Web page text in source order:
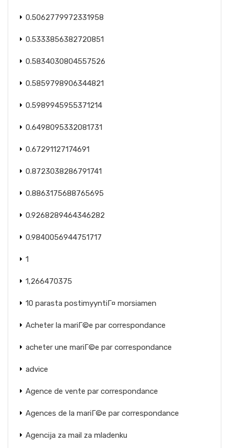
0.5062779972331958
0.5333856382720851
0.5834030804557526
0.5859798906344821
0.5989945955371214
0.6498095332081731
0.67291127174691
0.8723038286791741
0.8863175688765695
0.9268289464346282
0.9840056944751717
1
1,266470375
10 parasta postimyyntiГ¤ morsiamen
Acheter la mariГ©e par correspondance
acheter une mariГ©e par correspondance
advice
Agence de vente par correspondance
Agences de la mariГ©e par correspondance
Agencija za mail za mladenku